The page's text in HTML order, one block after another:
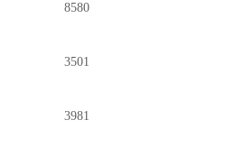
8580
3501
3981